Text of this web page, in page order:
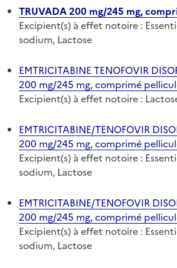
TRUVADA 200 mg/245 mg,
Excipient(s) à effet notoire :
sodium, Lactose
EMTRICITABINE TENOFOVIR
200 mg/245 mg, comprimé
Excipient(s) à effet notoire :
EMTRICITABINE/TENOFOVIR
200 mg/245 mg, comprimé
Excipient(s) à effet notoire :
sodium, Lactose
EMTRICITABINE/TENOFOVIR
200 mg/245 mg, comprimé
Excipient(s) à effet notoire :
sodium, Lactose